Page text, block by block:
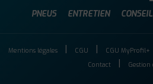
PNEUS ENTRETIEN
Mentions légales CGU CGU MyProfil+
Contact
Gestion